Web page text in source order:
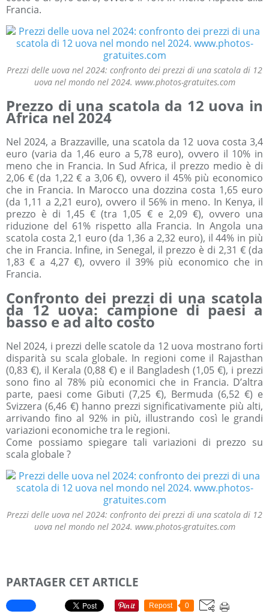
Francia.
Prezzi delle uova nel 2024: confronto dei prezzi di una scatola di 12
uova nel mondo nel 2024. www.photos-gratuites.com
Prezzo di una scatola da 12 uova in
Africa nel 2024
Nel 2024, a Brazzaville, una scatola da 12 uova costa 3,4
euro (varia da 1,46 euro a 5,78 euro), ovvero il 10% in
meno che in Francia. In Sud Africa, il prezzo medio è di
2,06 € (da 1,22 € a 3,06 €), ovvero il 45% più economico
che in Francia. In Marocco una dozzina costa 1,65 euro
(da 1,11 a 2,21 euro), ovvero il 56% in meno. In Kenya, il
prezzo è di 1,45 € (tra 1,05 € e 2,09 €), ovvero una
riduzione del 61% rispetto alla Francia. In Angola una
scatola costa 2,1 euro (da 1,36 a 2,32 euro), il 44% in più
che in Francia. Infine, in Senegal, il prezzo è di 2,31 € (da
1,83 € a 4,27 €), ovvero il 39% più economico che in
Francia.
Confronto dei prezzi di una scatola
da 12 uova: campione di paesi a
basso e ad alto costo
Nel 2024, i prezzi delle scatole da 12 uova mostrano forti
disparità su scala globale. In regioni come il Rajasthan
(0,83 €), il Kerala (0,88 €) e il Bangladesh (1,05 €), i prezzi
sono fino al 78% più economici che in Francia. D’altra
parte, paesi come Gibuti (7,25 €), Bermuda (6,52 €) e
Svizzera (6,46 €) hanno prezzi significativamente più alti,
arrivando fino al 92% in più, illustrando così le grandi
variazioni economiche tra le regioni.
Come possiamo spiegare tali variazioni di prezzo su
scala globale ?
Prezzi delle uova nel 2024: confronto dei prezzi di una scatola di 12
uova nel mondo nel 2024. www.photos-gratuites.com
PARTAGER CET ARTICLE
Repost 0